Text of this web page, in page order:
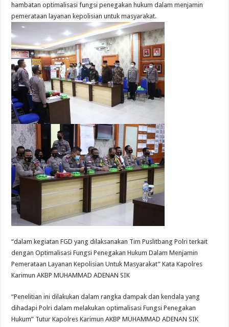
hambatan optimalisasi fungsi penegakan hukum dalam menjamin
pemerataan layanan kepolisian untuk masyarakat.
“dalam kegiatan FGD yang dilaksanakan Tim Puslitbang Polri terkait
dengan Optimalisasi Fungsi Penegakan Hukum Dalam Menjamin
Pemerataan Layanan Kepolisian Untuk Masyarakat” Kata Kapolres
Karimun AKBP MUHAMMAD ADENAN SIK
“Penelitian ini dilakukan dalam rangka dampak dan kendala yang
dihadapi Polri dalam melakukan optimalisasi Fungsi Penegakan
Hukum” Tutur Kapolres Karimun AKBP MUHAMMAD ADENAN SIK